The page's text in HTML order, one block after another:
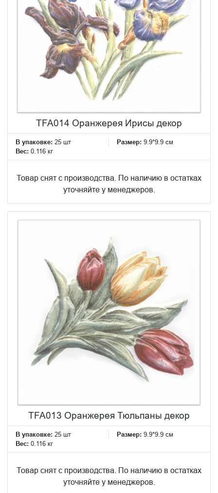
TFA014 Оранжерея Ирисы декор
В упаковке: 25 шт Размер: 9.9*9.9 см
Вес: 0.116 кг
Товар снят с производства. По наличию в остатках
уточняйте у менеджеров.
TFA013 Оранжерея Тюльпаны декор
В упаковке: 25 шт Размер: 9.9*9.9 см
Вес: 0.116 кг
Товар снят с производства. По наличию в остатках
уточняйте у менеджеров.